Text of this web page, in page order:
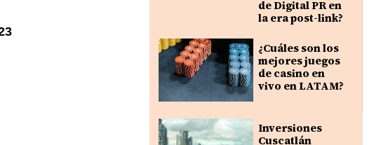
de Digital PR en
la era post-link?
¿Cuáles son los
mejores juegos
de casino en
vivo en LATAM?
Inversiones
Cuscatlán